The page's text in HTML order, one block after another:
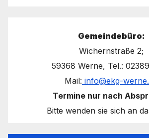
Gemeindebüro:
Wichernstraße 2;
59368 Werne, Tel.:
Mail: info@ekg-
Termine nur nach
Bitte wenden sie sich an